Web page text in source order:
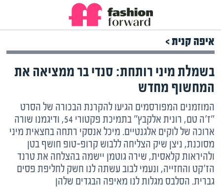
איפה קנית >
בשמלת מיני רותחת: סנדי בר ממציאה את
המחשוף מחדש
המוזמנים המפורסמים הגיעו להקרנת הבכורה של הסרט
"ז'ה טם, רונית אלקבץ" בתמיכת פקטורי 54, ודיגמנו שורה
ארוכה של לוקים אלגנטיים. מיכל אנסקי רתחה בחצאית מיני
מסוכנת, ניצן שיק הצליחה ללבוש קרופ-טופ חושף בטן
ולהיראות קלאסית, שירה גוטמן יישמה בהצלחה את טרנד
הז'קט והחזייה, ונעמי לבוב עשתה לנו חשק לחליפת פסים
גברית. הסלבס מגלות לנו מאיפה הבגדים שלהן